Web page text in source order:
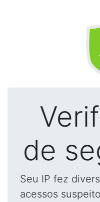
de
Seu IP fez
acessos